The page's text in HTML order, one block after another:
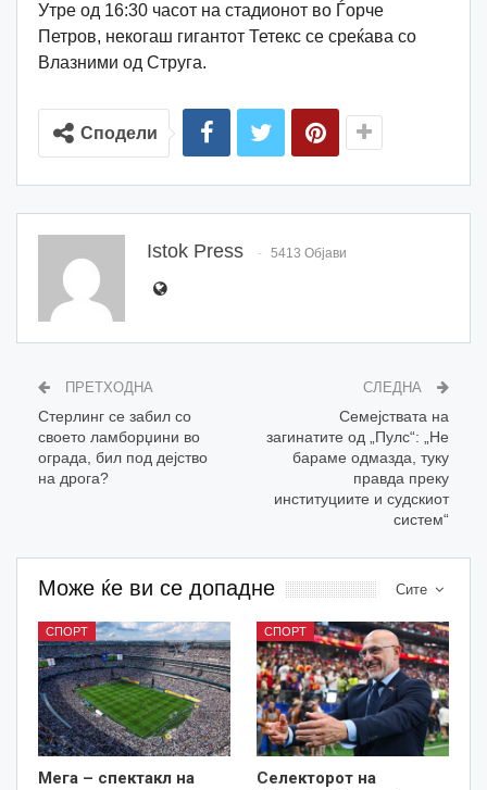
Утре од 16:30 часот на стадионот во Ѓорче
Петров, некогаш гигантот Тетекс се среќава со
Влазними од Струга.
Сподели
Istok Press 5413 Објави
ПРЕТХОДНА
Стерлинг се забил со
своето ламборџини во
ограда, бил под дејство
на дрога?
СЛЕДНА
Семејствата на
загинатите од „Пулс“: „Не
бараме одмазда, туку
правда преку
институциите и судскиот
систем“
Сите
Може ќе ви се допадне
СПОРТ
Мега – спектакл на
СПОРТ
Селекторот на